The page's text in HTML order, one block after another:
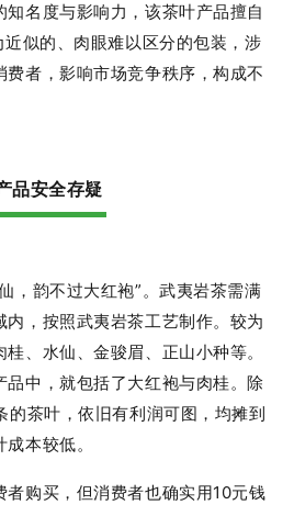
名度与影响力，该茶叶产品擅自
似的、肉眼难以区分的包装，涉
者，影响市场竞争秩序，构成不
品安全存疑
，韵不过大红袍”。武夷岩茶需满
内，按照武夷岩茶工艺制作。较为
、水仙、金骏眉、正山小种等。
中，就包括了大红袍与肉桂。除
的茶叶，依旧有利润可图，均摊到
本较低。
者购买，但消费者也确实用10元钱